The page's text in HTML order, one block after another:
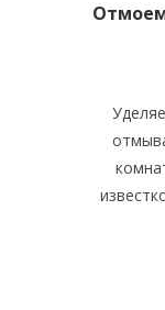
Отмоем